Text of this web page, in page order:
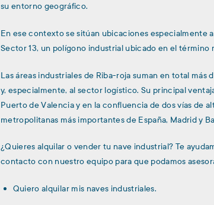
su entorno geográfico.
En ese contexto se sitúan ubicaciones especialmente
Sector 13, un polígono industrial ubicado en el término
Las áreas industriales de Riba-roja suman en total
y, especialmente, al sector logístico. Su principal
Puerto de Valencia y en la confluencia de dos vías de
metropolitanas más importantes de España, Madrid y
¿Quieres alquilar o vender tu nave industrial? Te
contacto con nuestro equipo para que podamos
Quiero alquilar mis naves industriales.